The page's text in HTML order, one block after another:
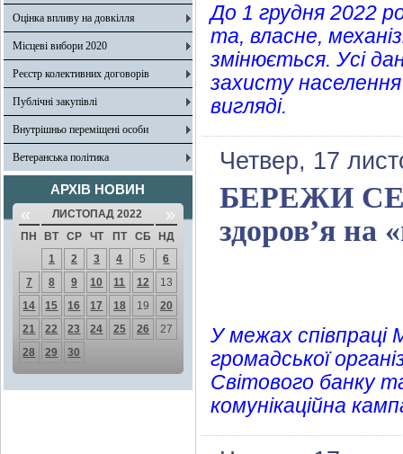
Оцінка впливу на довкілля
Місцеві вибори 2020
Реєстр колективних договорів
Публічні закупівлі
Внутрішньо переміщені особи
Ветеранська політика
АРХІВ НОВИН
« ЛИСТОПАД 2022 »
ПН ВТ СР ЧТ ПТ СБ
НД
1
2 3 4 5
6
7
8 9 10 11 12
13
14
15 16 17 18 19
20
21
22 23 24 25 26
27
28
29 30
До 1 грудня 2022
та, власне,
змінюється. Усі
захисту
вигляді.
Четвер, 17
БЕРЕЖИ
здоров’я на
У межах співпраці
громадської
Світового банку
комунікаційна